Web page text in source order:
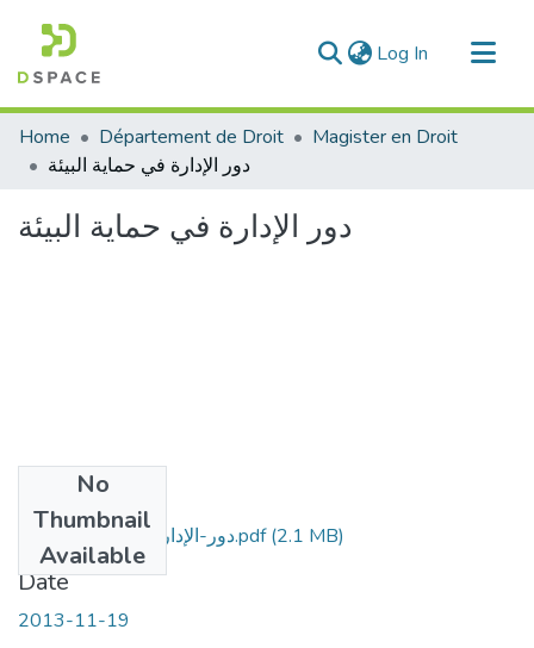
Log In (current)
Communities & Collections
All of DSpace
Home Département de Droit
Magister en Droit
دور الإدارة في حماية البيئة
دور الإدارة في حماية البيئة
No
Thumbnail
Available
دور-الإدارة-في-حماية-البيئة.pdf(2.1 MB)
Date
2013-11-19